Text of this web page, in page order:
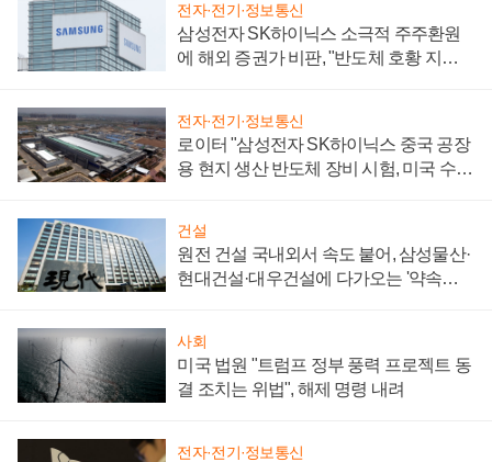
전자·전기·정보통신
삼성전자 SK하이닉스 소극적 주주환원
에 해외 증권가 비판, "반도체 호황 지속
전자·전기·정보통신
로이터 "삼성전자 SK하이닉스 중국 공장
용 현지 생산 반도체 장비 시험, 미국 수출
건설
원전 건설 국내외서 속도 붙어, 삼성물산·
현대건설·대우건설에 다가오는 '약속의
사회
미국 법원 "트럼프 정부 풍력 프로젝트 동
결 조치는 위법", 해제 명령 내려
전자·전기·정보통신